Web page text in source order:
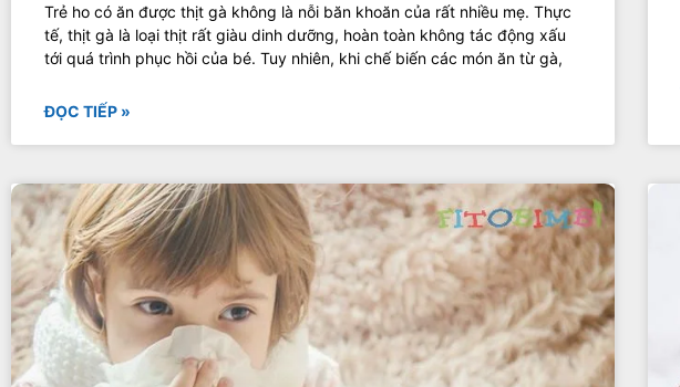
Trẻ ho có ăn được thịt gà không là nỗi băn khoăn của rất nhiều mẹ. Thực
tế, thịt gà là loại thịt rất giàu dinh dưỡng, hoàn toàn không tác động xấu
tới quá trình phục hồi của bé. Tuy nhiên, khi chế biến các món ăn từ gà,
ĐỌC TIẾP »